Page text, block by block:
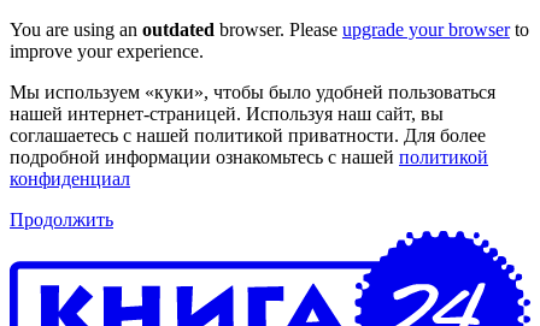
You are using an outdated browser. Please upgrade your browserto
improve your experience.
Мы используем «куки», чтобы было удобней пользоваться
нашей интернет-страницей. Используя наш сайт, вы
соглашаетесь с нашей политикой приватности. Для более
подробной информации ознакомьтесь с нашей политикой
конфиденциал
Продолжить